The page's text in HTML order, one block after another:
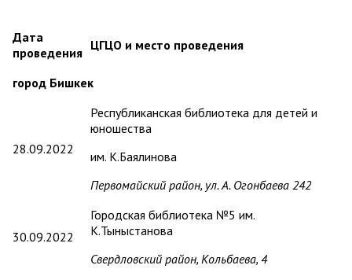
Дата
проведения ЦГЦО и место проведения
город Бишкек
28.09.2022
Республиканская библиотека для детей и
юношества
им. К.Баялинова
Первомайский район, ул. А. Огонбаева 242
30.09.2022
Городская библиотека №5 им.
К.Тыныстанова
Свердловский район, Кольбаева, 4